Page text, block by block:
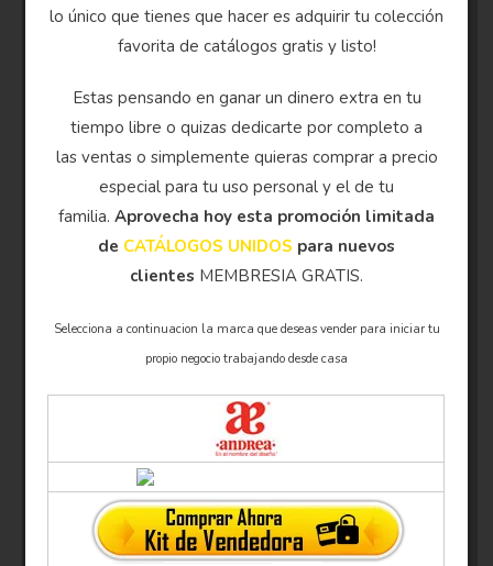
lo único que tienes que hacer es adquirir tu colección
favorita de catálogos gratis y listo!
Estas pensando en ganar un dinero extra en tu
tiempo libre o quizas dedicarte por completo a
las ventas o simplemente quieras comprar a precio
especial para tu uso personal y el de tu
familia.Aprovecha hoy esta promoción limitada
de CATÁLOGOS UNIDOS para nuevos
clientes MEMBRESIA GRATIS.
Selecciona a continuacion la marca que deseas vender para iniciar tu
propio negocio trabajando desde casa